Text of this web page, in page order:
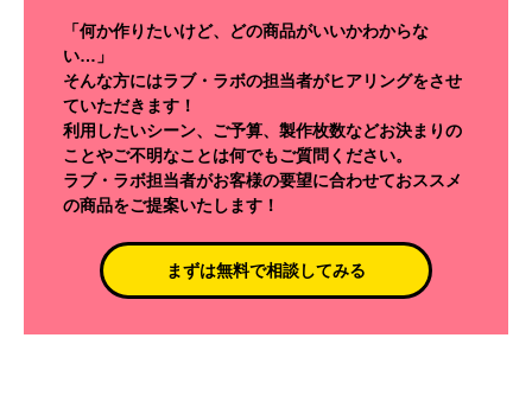
「何か作りたいけど、どの商品がいいかわからな
い…」
そんな方にはラブ・ラボの担当者がヒアリングをさせ
ていただきます！
利用したいシーン、ご予算、製作枚数などお決まりの
ことやご不明なことは何でもご質問ください。
ラブ・ラボ担当者がお客様の要望に合わせておススメ
の商品をご提案いたします！
まずは無料で相談してみる